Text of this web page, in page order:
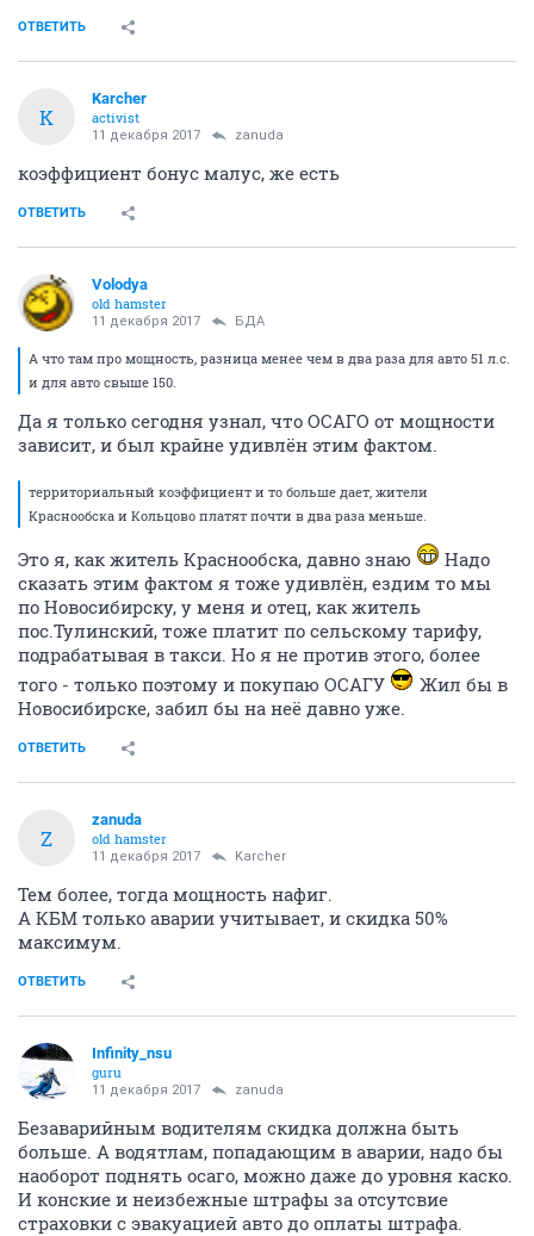
ОТВЕТИТЬ
K
Karcher
activist
11 декабря 2017 zanuda
коэффициент бонус малус, же есть
ОТВЕТИТЬ
Volodya
old hamster
11 декабря 2017 БДА
А что там про мощность, разница менее чем в два раза для авто 51 л.с.
и для авто свыше 150.
Да я только сегодня узнал, что ОСАГО от мощности
зависит, и был крайне удивлён этим фактом.
территориальный коэффициент и то больше дает, жители
Краснообска и Кольцово платят почти в два раза меньше.
Это я, как житель Краснообска, давно знаю
Надо
сказать этим фактом я тоже удивлён, ездим то мы
по Новосибирску, у меня и отец, как житель
пос.Тулинский, тоже платит по сельскому тарифу,
подрабатывая в такси. Но я не против этого, более
того - только поэтому и покупаю ОСАГУ
Жил бы в
Новосибирске, забил бы на неё давно уже.
ОТВЕТИТЬ
Z
zanuda
old hamster
11 декабря 2017 Karcher
Тем более, тогда мощность нафиг.
А КБМ только аварии учитывает, и скидка 50%
максимум.
ОТВЕТИТЬ
Infinity_nsu
guru
11 декабря 2017 zanuda
Безаварийным водителям скидка должна быть
больше. А водятлам, попадающим в аварии, надо бы
наоборот поднять осаго, можно даже до уровня каско.
И конские и неизбежные штрафы за отсутсвие
страховки с эвакуацией авто до оплаты штрафа.